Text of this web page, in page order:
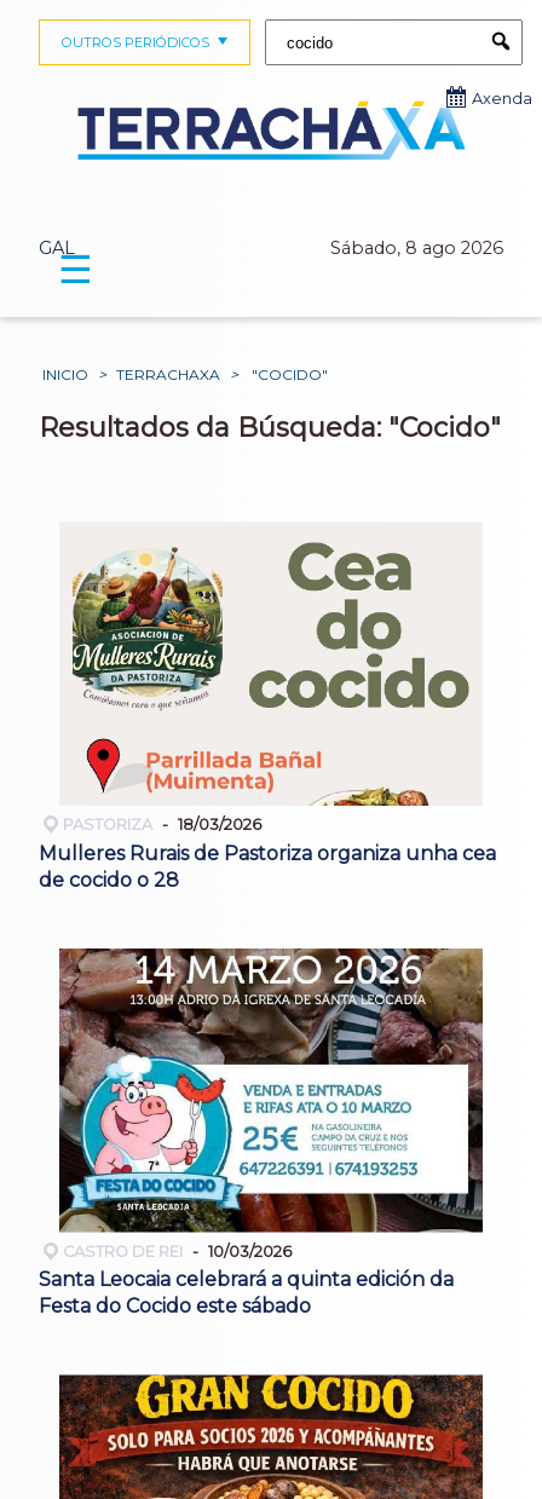
GAL Sábado, 8 ago 2026
OUTROS PERIÓDICOS
Axenda
☰
INICIO > TERRACHAXA > "COCIDO"
Resultados da Búsqueda: "Cocido"
PASTORIZA 18/03/2026
Mulleres Rurais de Pastoriza organiza unha cea
de cocido o 28
CASTRO DE REI 10/03/2026
Santa Leocaia celebrará a quinta edición da
Festa do Cocido este sábado